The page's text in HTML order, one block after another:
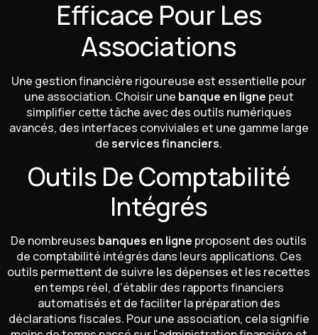
Efficace Pour Les
Associations
Une gestion financière rigoureuse est essentielle pour
une association. Choisir une banque en ligne peut
simplifier cette tâche avec des outils numériques
avancés, des interfaces conviviales et une gamme large
deservices financiers.
Outils De Comptabilité
Intégrés
De nombreuses banques en ligne proposent des outils
de comptabilité intégrés dans leurs applications. Ces
outils permettent de suivre les dépenses et les recettes
en temps réel, d’établir des rapports financiers
automatisés et de faciliter la préparation des
déclarations fiscales. Pour une association, cela signifie